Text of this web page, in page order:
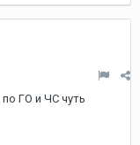
ГО и ЧС чуть